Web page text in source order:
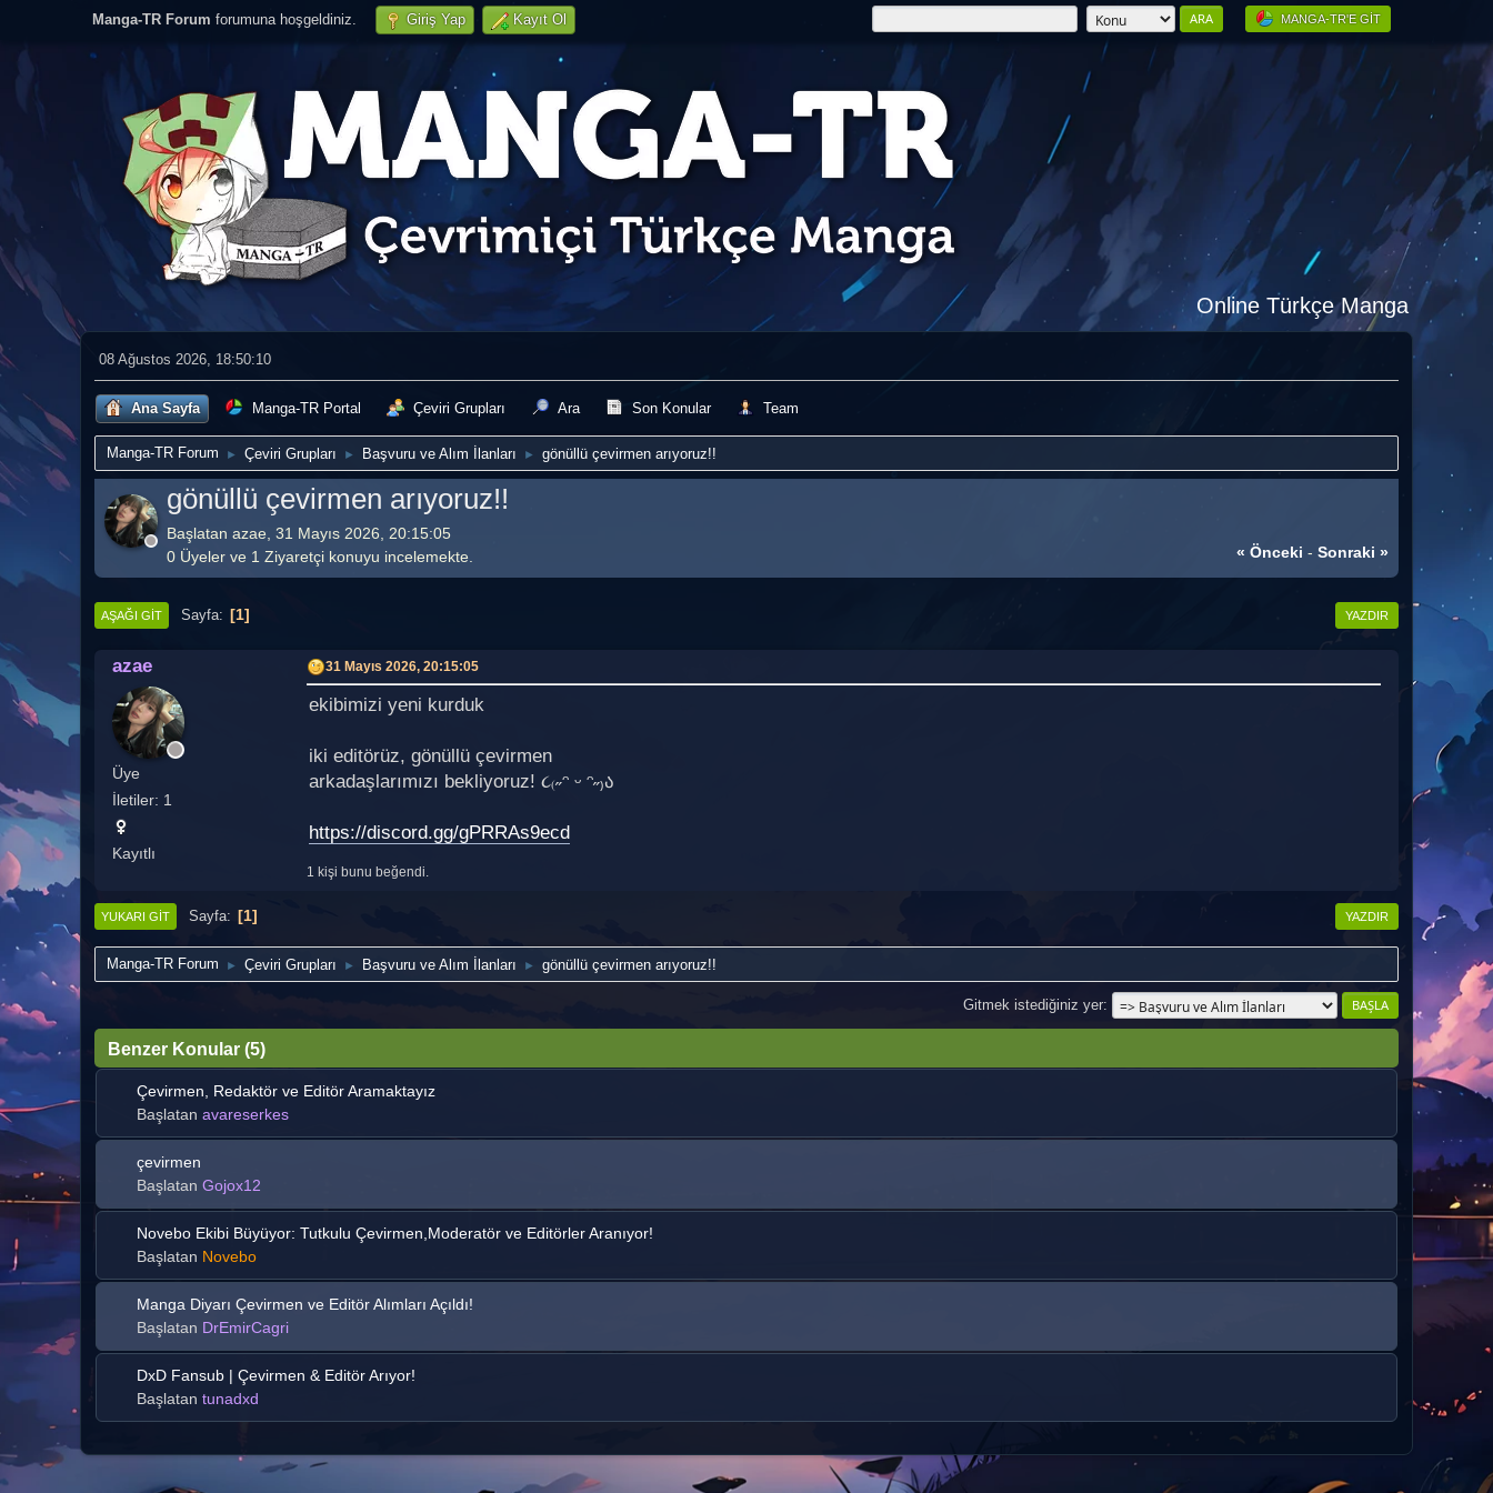
MANGA-TR'E GIT
Manga-TR Forum forumuna hoşgeldiniz. Giriş Yap Kayıt Ol
Online Türkçe Manga
08 Ağustos 2026, 18:50:10
Ana Sayfa Manga-TR Portal Çeviri Grupları Ara Son Konular Team
Manga-TR Forum ► Çeviri Grupları ► Başvuru ve Alım İlanları ► gönüllü çevirmen arıyoruz!!
gönüllü çevirmen arıyoruz!!
Başlatan azae, 31 Mayıs 2026, 20:15:05
« Önceki - Sonraki »
0 Üyeler ve 1 Ziyaretçi konuyu incelemekte.
YAZDIR
AŞAĞI GIT Sayfa 1
azae
Üye
İletiler: 1
Kayıtlı
31 Mayıs 2026, 20:15:05
ekibimizi yeni kurduk
iki editörüz, gönüllü çevirmen
arkadaşlarımızı bekliyoruz! ૮₍˶ᵔ ᵕ ᵔ˶₎ა
https://discord.gg/gPRRAs9ecd
1 kişi bunu beğendi.
YAZDIR
YUKARI GIT Sayfa 1
Manga-TR Forum ► Çeviri Grupları ► Başvuru ve Alım İlanları ► gönüllü çevirmen arıyoruz!!
Gitmek istediğiniz yer
Benzer Konular (5)
Çevirmen, Redaktör ve Editör Aramaktayız
Başlatan avareserkes
çevirmen
Başlatan Gojox12
Novebo Ekibi Büyüyor: Tutkulu Çevirmen,Moderatör ve Editörler Aranıyor!
Başlatan Novebo
Manga Diyarı Çevirmen ve Editör Alımları Açıldı!
Başlatan DrEmirCagri
DxD Fansub | Çevirmen & Editör Arıyor!
Başlatan tunadxd